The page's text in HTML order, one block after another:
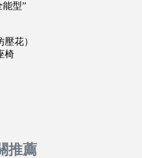
能型”
花）
椅